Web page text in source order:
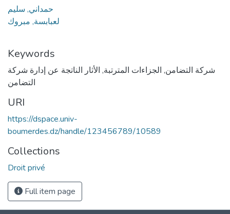
حمداني, سليم
لعبابسة, مبروك
Keywords
شركة التضامن, الجزاءات المترتبة, الأثار الناتجة عن إدارة شركة
التضامن
URI
https://dspace.univ-
boumerdes.dz/handle/123456789/10589
Collections
Droit privé
Full item page